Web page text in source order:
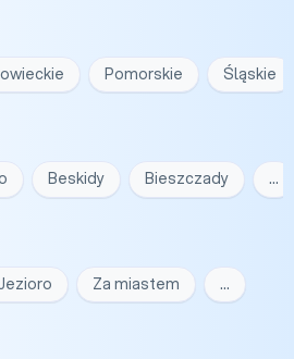
Pomorskie Śląskie
Beskidy Bieszczady …
Za miastem …